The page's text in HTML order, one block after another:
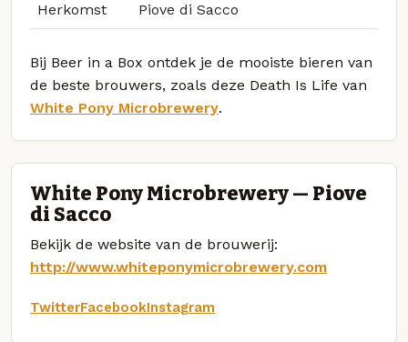
Herkomst Piove di Sacco
Bij Beer in a Box ontdek je de mooiste bieren van
de beste brouwers, zoals deze Death Is Life van
White Pony Microbrewery.
White Pony Microbrewery — Piove
di Sacco
Bekijk de website van de brouwerij:
http://www.whiteponymicrobrewery.com
TwitterFacebookInstagram